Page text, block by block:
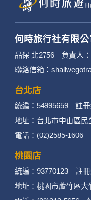
個別的隱私權保
3. 您個人在何時
天室或討論區中
經加密的保護下
隱私權保護政策
二、個資蒐集處
2. 蒐集目的：提
何時旅行社有限公
品保 北2756 負責人
聯絡信箱：
台北店
統編：54995659 註冊
地址：台北市中山區民
電話：(02)2585-1606
桃園店
統編：93770123 註冊
地址：桃園市蘆竹區大